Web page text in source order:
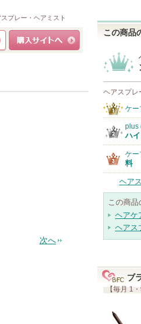
プレー・ヘアミスト
次へ
この商品
ヘアスプレ
ケー
plus
ハ
ケー
料
ヘア
この商品
ヘアケ
ヘアス
ブ
【毎月 1